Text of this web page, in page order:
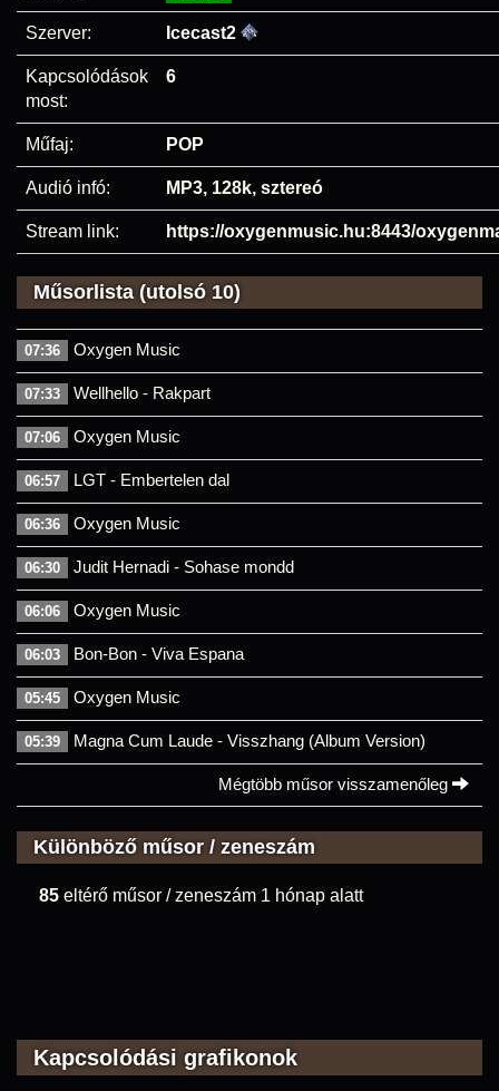
Szerver: Icecast2
Kapcsolódások
most:
6
Műfaj: POP
Audió infó: MP3, 128k, sztereó
Stream link: https://oxygenmusic.hu:8443/
Műsorlista (utolsó 10)
07:36 Oxygen Music
07:33 Wellhello - Rakpart
07:06 Oxygen Music
06:57 LGT - Embertelen dal
06:36 Oxygen Music
06:30 Judit Hernadi - Sohase mondd
06:06 Oxygen Music
06:03 Bon-Bon - Viva Espana
05:45 Oxygen Music
05:39 Magna Cum Laude - Visszhang (Album Version)
Mégtöbb műsor visszamenőleg
Különböző műsor / zeneszám
85 eltérő műsor / zeneszám 1 hónap alatt
Kapcsolódási grafikonok